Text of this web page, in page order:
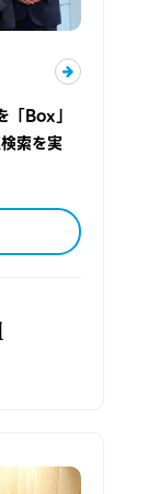
Box」
索を実